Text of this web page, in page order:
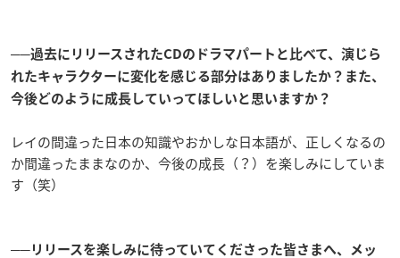
──過去にリリースされたCDのドラマパートと比べて、演じら
れたキャラクターに変化を感じる部分はありましたか？また、
今後どのように成長していってほしいと思いますか？
レイの間違った日本の知識やおかしな日本語が、正しくなるの
か間違ったままなのか、今後の成長（？）を楽しみにしていま
す（笑）
──リリースを楽しみに待っていてくださった皆さまへ、メッ